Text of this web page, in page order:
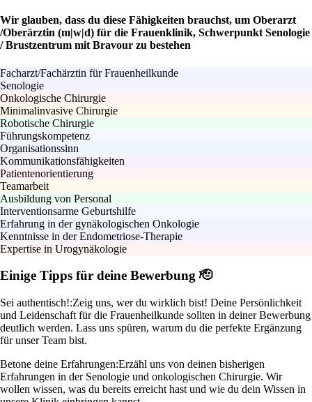
Wir glauben, dass du diese Fähigkeiten brauchst, um Oberarzt
/Oberärztin (m|w|d) für die Frauenklinik, Schwerpunkt Senologie
/ Brustzentrum mit Bravour zu bestehen
Facharzt/Fachärztin für Frauenheilkunde
Senologie
Onkologische Chirurgie
Minimalinvasive Chirurgie
Robotische Chirurgie
Führungskompetenz
Organisationssinn
Kommunikationsfähigkeiten
Patientenorientierung
Teamarbeit
Ausbildung von Personal
Interventionsarme Geburtshilfe
Erfahrung in der gynäkologischen Onkologie
Kenntnisse in der Endometriose-Therapie
Expertise in Urogynäkologie
Einige Tipps für deine Bewerbung 🫡
Sei authentisch!:Zeig uns, wer du wirklich bist! Deine Persönlichkeit
und Leidenschaft für die Frauenheilkunde sollten in deiner Bewerbung
deutlich werden. Lass uns spüren, warum du die perfekte Ergänzung
für unser Team bist.
Betone deine Erfahrungen:Erzähl uns von deinen bisherigen
Erfahrungen in der Senologie und onkologischen Chirurgie. Wir
wollen wissen, was du bereits erreicht hast und wie du dein Wissen in